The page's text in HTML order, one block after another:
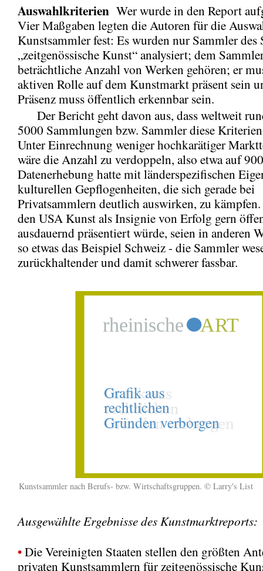
Auswahlkriterien Wer wurde in den Report
Vier Maßgaben legten die Autoren für die
Kunstsammler fest: Es wurden nur Sammler des
„zeitgenössische Kunst“ analysiert; dem
beträchtliche Anzahl von Werken gehören; er
aktiven Rolle auf dem Kunstmarkt präsent sein
Präsenz muss öffentlich erkennbar sein.
Der Bericht geht davon aus, dass weltweit
5000 Sammlungen bzw. Sammler diese
Unter Einrechnung weniger hochkarätiger
wäre die Anzahl zu verdoppeln, also etwa auf
Datenerhebung hatte mit länderspezifischen
kulturellen Gepflogenheiten, die sich gerade bei
Privatsammlern deutlich auswirken, zu
den USA Kunst als Insignie von Erfolg gern
ausdauernd präsentiert würde, seien in anderen
so etwas das Beispiel Schweiz - die Sammler
zurückhaltender und damit schwerer fassbar.
Kunstsammler nach Berufs- bzw. Wirtschaftsgruppen. © Larry's List
Ausgewählte Ergebnisse des Kunstmarktreports:
•Die Vereinigten Staaten stellen den größten
privaten Kunstsammlern für zeitgenössische